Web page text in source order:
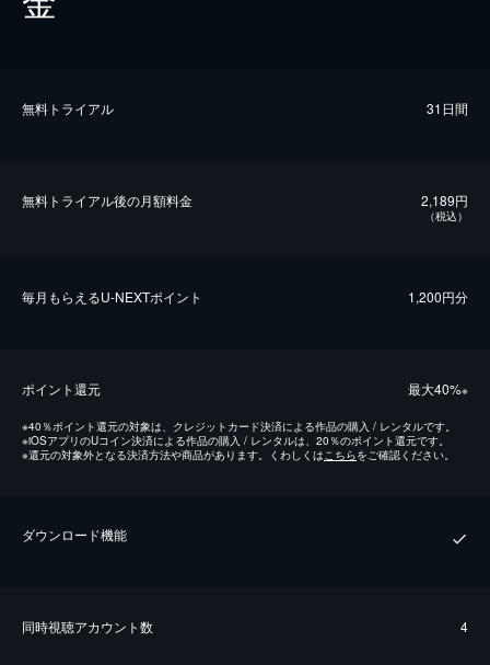
無料トライアル 31日間
無料トライアル後の⽉額料金 2,189円
（税込）
毎⽉もらえるU-NEXTポイント 1,200円分
ポイント還元 最⼤40%※
※40％ポイント還元の対象は、クレジットカード決済による作品の購入 / レンタルです。
※iOSアプリのUコイン決済による作品の購入 / レンタルは、20％のポイント還元です。
※還元の対象外となる決済方法や商品があります。くわしくはこちらをご確認ください。
ダウンロード機能
同時視聴アカウント数 4